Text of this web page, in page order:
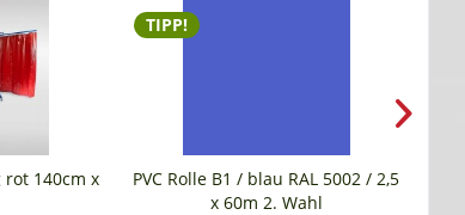
rot 140cm x
TIPP!
PVC Rolle B1 / blau RAL 5002 / 2,5
x 60m 2. Wahl